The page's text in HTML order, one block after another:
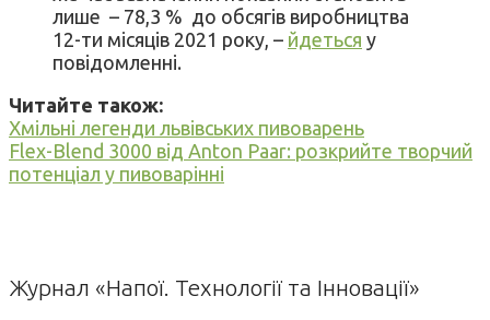
лише – 78,3 % до обсягів виробництва
12-ти місяців 2021 року, – йдеться у
повідомленні.
Читайте також:
Хмільні легенди львівських пивоварень
Flex-Blend 3000 від Anton Paar: розкрийте творчий
потенціал у пивоварінні
Журнал «Напої. Технології та Інновації»